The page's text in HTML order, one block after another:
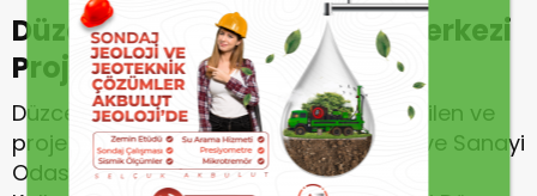
Düzce Tarımsal Kalkınma Merkezi
Projesi
Düzce Belediyesi tarafından projelendirilen ve
proje ortakları arasında Düzce Ticaret ve Sanayi
Odası’nın da yer aldığı “Düzce Tarımsal